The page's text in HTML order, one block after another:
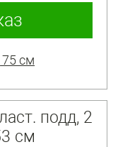
см
подд, 2
см